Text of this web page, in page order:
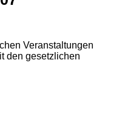
Veranstaltungen
den gesetzlichen